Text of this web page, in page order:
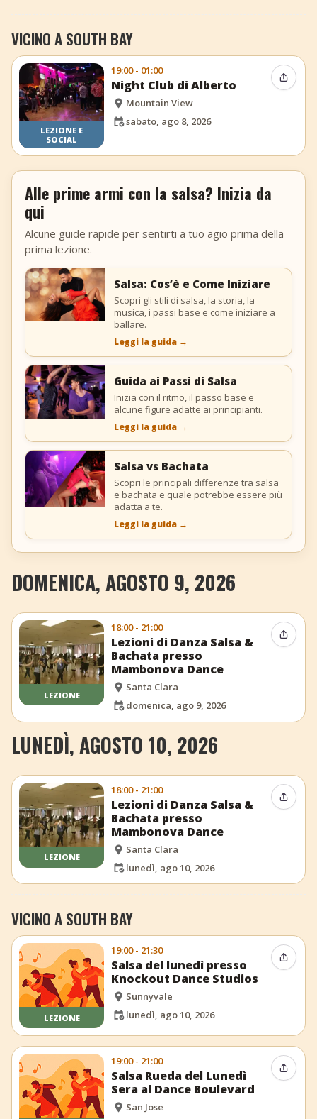
VICINO A SOUTH BAY
LEZIONE E
SOCIAL
19:00 - 01:00
Night Club di Alberto
Mountain View
sabato, ago 8, 2026
Alle prime armi con la salsa? Inizia da
qui
Alcune guide rapide per sentirti a tuo agio prima della
prima lezione.
Salsa: Cos’è e Come Iniziare
Scopri gli stili di salsa, la storia, la
musica, i passi base e come iniziare a
ballare.
Leggi la guida →
Guida ai Passi di Salsa
Inizia con il ritmo, il passo base e
alcune figure adatte ai principianti.
Leggi la guida →
Salsa vs Bachata
Scopri le principali differenze tra salsa
e bachata e quale potrebbe essere più
adatta a te.
Leggi la guida →
DOMENICA, AGOSTO 9, 2026
LEZIONE
18:00 - 21:00
Lezioni di Danza Salsa &
Bachata presso
Mambonova Dance
Santa Clara
domenica, ago 9, 2026
LUNEDÌ, AGOSTO 10, 2026
LEZIONE
18:00 - 21:00
Lezioni di Danza Salsa &
Bachata presso
Mambonova Dance
Santa Clara
lunedì, ago 10, 2026
VICINO A SOUTH BAY
LEZIONE
19:00 - 21:30
Salsa del lunedì presso
Knockout Dance Studios
Sunnyvale
lunedì, ago 10, 2026
19:00 - 21:00
Salsa Rueda del Lunedì
Sera al Dance Boulevard
San Jose